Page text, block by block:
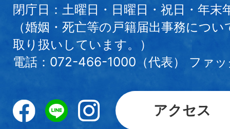
閉庁日：土曜日・日曜日・祝日・年末
（婚姻・死亡等の戸籍届出事務につ
取り扱いしています。）
電話：072-466-1000（代表） ファ
アクセス